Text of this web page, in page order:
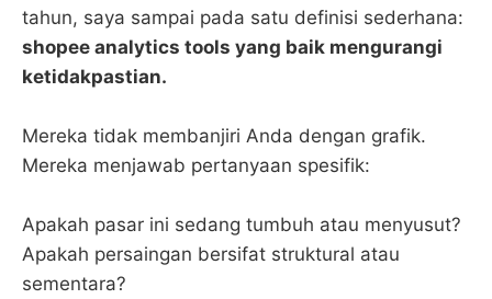
tahun, saya sampai pada satu definisi sederhana:
shopee analytics tools yang baik mengurangi
ketidakpastian.
Mereka tidak membanjiri Anda dengan grafik.
Mereka menjawab pertanyaan spesifik:
Apakah pasar ini sedang tumbuh atau menyusut?
Apakah persaingan bersifat struktural atau
sementara?